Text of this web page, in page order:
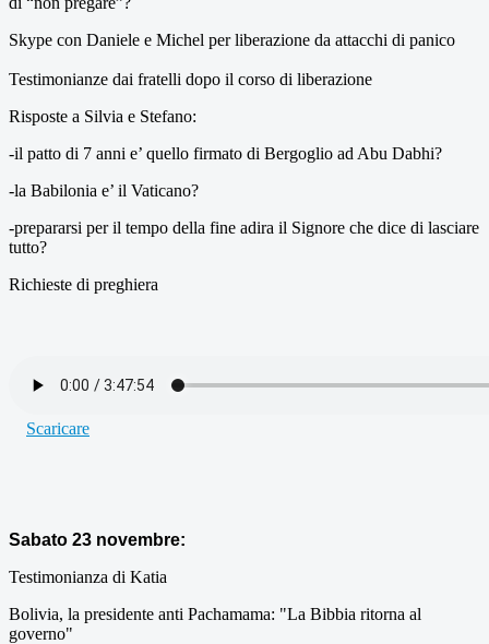
Skype con Daniele e Michel per liberazione da attacchi di panico
Testimonianze dai fratelli dopo il corso di liberazione
Risposte a Silvia e Stefano:
-il patto di 7 anni e’ quello firmato di Bergoglio ad Abu Dabhi?
-la Babilonia e’ il Vaticano?
-prepararsi per il tempo della fine adira il Signore che dice di lasciare
tutto?
Richieste di preghiera
Scaricare
Sabato 23 novembre:
Testimonianza di Katia
Bolivia, la presidente anti Pachamama: "La Bibbia ritorna al
governo"